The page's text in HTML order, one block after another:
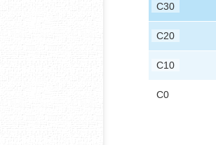
C30
C20
C10
C0